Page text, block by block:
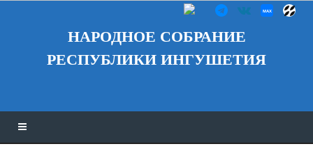
НАРОДНОЕ СОБРАНИЕ
РЕСПУБЛИКИ ИНГУШЕТИЯ